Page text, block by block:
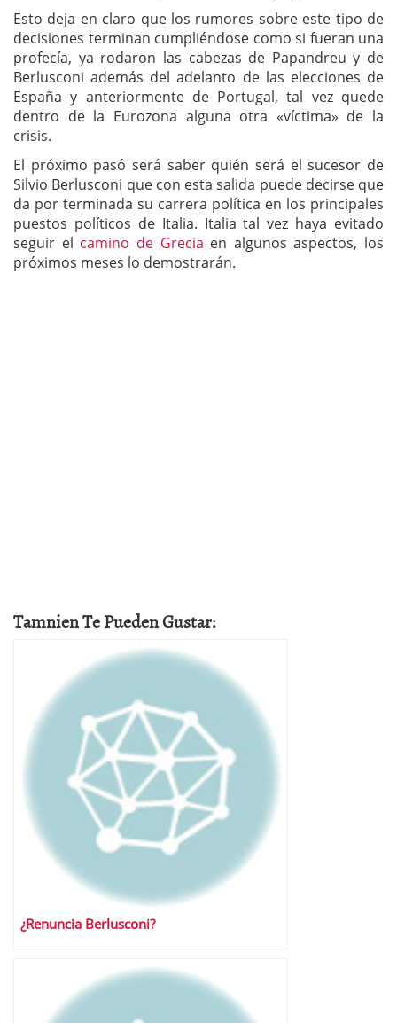
Esto deja en claro que los rumores sobre este tipo de
decisiones terminan cumpliéndose como si fueran una
profecía, ya rodaron las cabezas de Papandreu y de
Berlusconi además del adelanto de las elecciones de
España y anteriormente de Portugal, tal vez quede
dentro de la Eurozona alguna otra «víctima» de la
crisis.
El próximo pasó será saber quién será el sucesor de
Silvio Berlusconi que con esta salida puede decirse que
da por terminada su carrera política en los principales
puestos políticos de Italia. Italia tal vez haya evitado
seguir el camino de Grecia en algunos aspectos, los
próximos meses lo demostrarán.
Tamnien Te Pueden Gustar:
¿Renuncia Berlusconi?